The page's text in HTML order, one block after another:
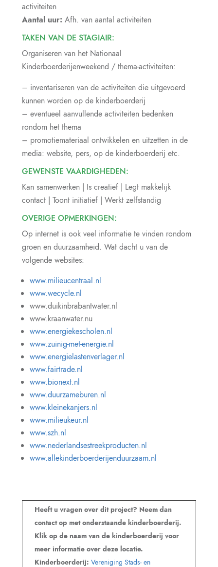
activiteiten
Aantal uur: Afh. van aantal activiteiten
TAKEN VAN DE STAGIAIR:
Organiseren van het Nationaal
Kinderboerderijenweekend / thema-activiteiten:
– inventariseren van de activiteiten die uitgevoerd
kunnen worden op de kinderboerderij
– eventueel aanvullende activiteiten bedenken
rondom het thema
– promotiemateriaal ontwikkelen en uitzetten in de
media: website, pers, op de kinderboerderij etc.
GEWENSTE VAARDIGHEDEN:
Kan samenwerken | Is creatief | Legt makkelijk
contact | Toont initiatief | Werkt zelfstandig
OVERIGE OPMERKINGEN:
Op internet is ook veel informatie te vinden rondom
groen en duurzaamheid. Wat dacht u van de
volgende websites:
www.milieucentraal.nl
www.wecycle.nl
www.duikinbrabantwater.nl
www.kraanwater.nu
www.energiekescholen.nl
www.zuinig-met-energie.nl
www.energielastenverlager.nl
www.fairtrade.nl
www.bionext.nl
www.duurzameburen.nl
www.kleinekanjers.nl
www.milieukeur.nl
www.szh.nl
www.nederlandsestreekproducten.nl
www.allekinderboerderijenduurzaam.nl
Heeft u vragen over dit project? Neem dan
contact op met onderstaande kinderboerderij.
Klik op de naam van de kinderboerderij voor
meer informatie over deze locatie.
Kinderboerderij: Vereniging Stads- en